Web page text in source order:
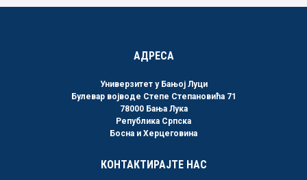
АДРЕСА
Универзитет у Бањој Луци
Булевар војводе Степе Степановића 71
78000 Бања Лука
Република Српска
Босна и Херцеговина
КОНТАКТИРАЈТЕ НАС